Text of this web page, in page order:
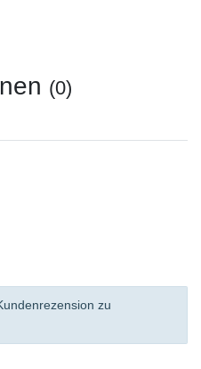
(0)
zu